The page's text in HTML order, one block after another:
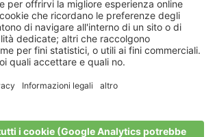
2026 VI.P coop. soc. agricola
Part. IVA • IT00725570212
accessibilità•Sitemap